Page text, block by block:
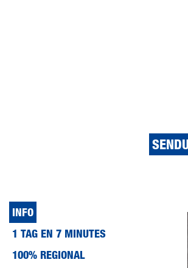
INFO
1 TAG EN 7 MINUTES
100% REGIONAL